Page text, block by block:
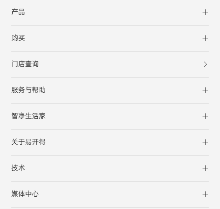
产品
购买
门店查询
服务与帮助
智净生活家
关于易开得
技术
媒体中心